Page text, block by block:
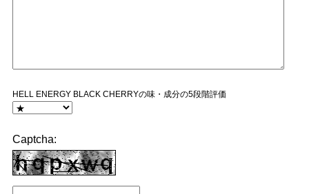
HELL ENERGY BLACK CHERRYの味・成分の5段階評価
Captcha: